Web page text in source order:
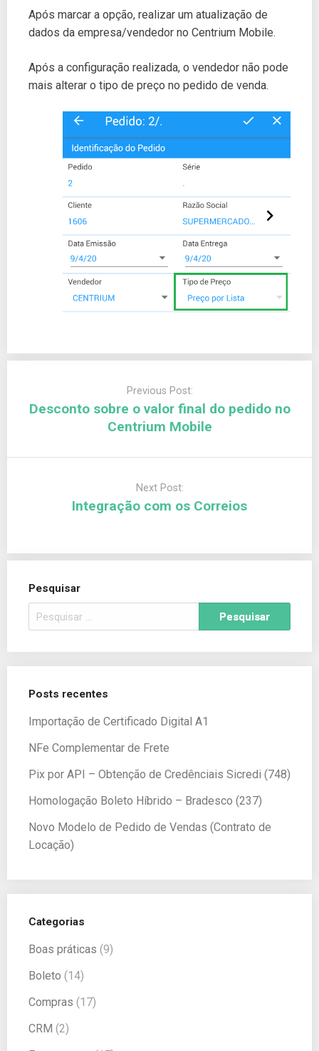
Após marcar a opção, realizar um atualização de
dados da empresa/vendedor no Centrium Mobile.
Após a configuração realizada, o vendedor não pode
mais alterar o tipo de preço no pedido de venda.
Previous Post:
Desconto sobre o valor final do pedido no
Centrium Mobile
Next Post:
Integração com os Correios
Pesquisar
Posts recentes
Importação de Certificado Digital A1
NFe Complementar de Frete
Pix por API – Obtenção de Credênciais Sicredi (748)
Homologação Boleto Híbrido – Bradesco (237)
Novo Modelo de Pedido de Vendas (Contrato de
Locação)
Categorias
Boas práticas (9)
Boleto (14)
Compras (17)
CRM (2)